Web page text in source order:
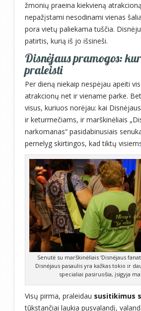
žmonių praeina kiekvieną
nepažįstami nesodinami vienas
pora vietų paliekama tuščia.
patirtis, kurią iš jo išsineši.
Disnėjaus pramogos:
praleisti
Per dieną niekaip nespėjau apeiti
atrakcionų net ir viename parke.
visus, kuriuos norėjau: kai
ir keturmečiams, ir marškinėliais
narkomanas“ pasidabinusiais
pernelyg skirtingos, kad tiktų
Senutė su marškinėliais ‘Disnėjaus
Disnėjaus pasaulis yra kažkas tokio ir
specialiai pasiruošia, įsigyja
Visų pirma, praleidau susitikimus
tūkstančiai laukia pusvalandį,